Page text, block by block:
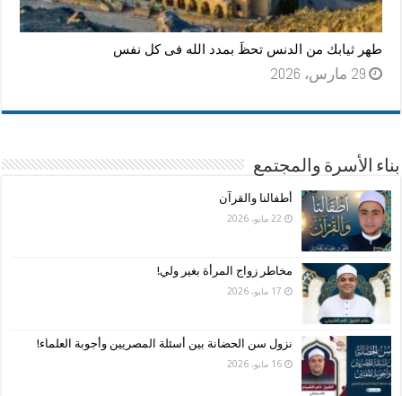
طهر ثيابك من الدنس تحظَ بمدد الله فى كل نفس
29 مارس، 2026
بناء الأسرة والمجتمع
أطفالنا والقرآن
22 مايو، 2026
مخاطر زواج المرأة بغير ولي!
17 مايو، 2026
نزول سن الحضانة بين أسئلة المصريين وأجوبة العلماء!
16 مايو، 2026